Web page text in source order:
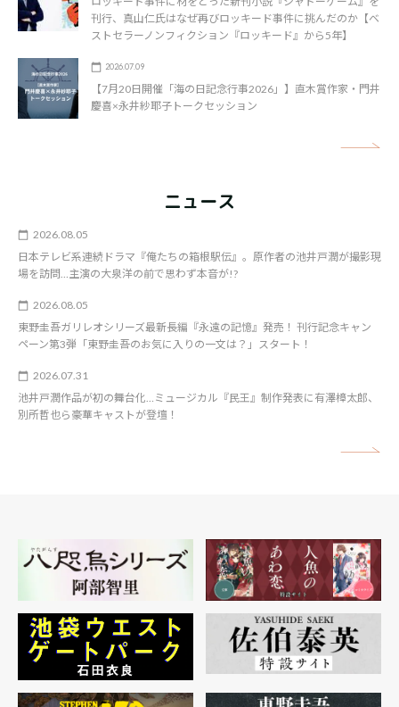
刊行、真山仁氏はなぜ再びロッキード事件に挑んだのか【ベ
ストセラーノンフィクション『ロッキード』から5年】
2026.07.09
【7月20日開催「海の日記念行事2026」】直木賞作家・門井
慶喜×永井紗耶子トークセッション
ニュース
2026.08.05
日本テレビ系連続ドラマ『俺たちの箱根駅伝』。原作者の池井戸潤が撮影現
場を訪問…主演の大泉洋の前で思わず本音が!?
2026.08.05
東野圭吾ガリレオシリーズ最新長編『永遠の記憶』発売！ 刊行記念キャン
ペーン第3弾「東野圭吾のお気に入りの一文は？」スタート！
2026.07.31
池井戸潤作品が初の舞台化…ミュージカル『民王』制作発表に有澤樟太郎、
別所哲也ら豪華キャストが登壇！